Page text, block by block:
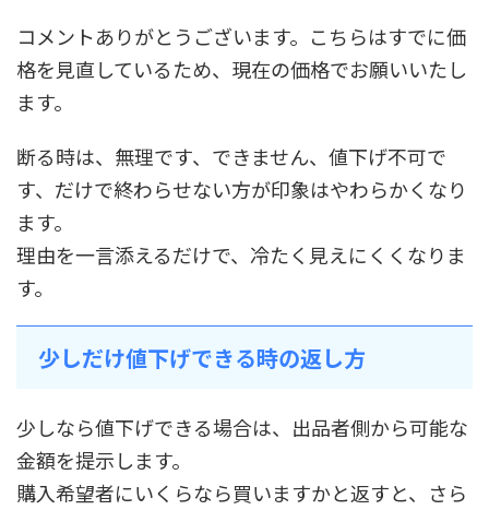
コメントありがとうございます。こちらはすでに価
格を見直しているため、現在の価格でお願いいたし
ます。
断る時は、無理です、できません、値下げ不可で
す、だけで終わらせない方が印象はやわらかくなり
ます。
理由を一言添えるだけで、冷たく見えにくくなりま
す。
少しだけ値下げできる時の返し方
少しなら値下げできる場合は、出品者側から可能な
金額を提示します。
購入希望者にいくらなら買いますかと返すと、さら